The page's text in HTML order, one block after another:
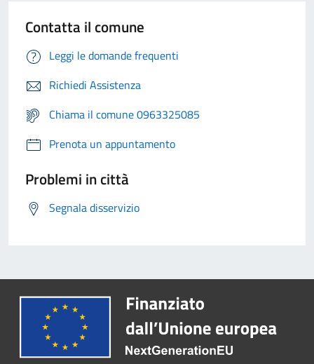
Contatta il comune
Leggi le domande frequenti
Richiedi Assistenza
Chiama il comune 0963325085
Prenota un appuntamento
Problemi in città
Segnala disservizio